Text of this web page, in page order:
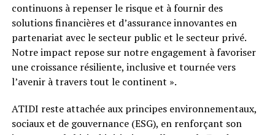
continuons à repenser le risque et à fournir des
solutions financières et d’assurance innovantes en
partenariat avec le secteur public et le secteur privé.
Notre impact repose sur notre engagement à favoriser
une croissance résiliente, inclusive et tournée vers
l’avenir à travers tout le continent ».
ATIDI reste attachée aux principes environnementaux,
sociaux et de gouvernance (ESG), en renforçant son